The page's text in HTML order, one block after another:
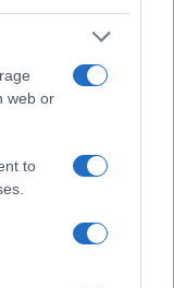
web or
to
Avis Olbia al